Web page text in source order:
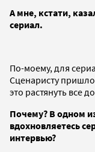
А мне, кстати,
сериал.
По-моему, для
Сценаристу
это растянуть все
Почему? В одном
вдохновляетесь
интервью?